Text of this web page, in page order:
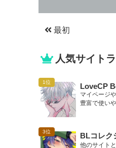
最初
人気サイト
LoveCP
マイページ
豊富で使い
BLコレク
他のサイト